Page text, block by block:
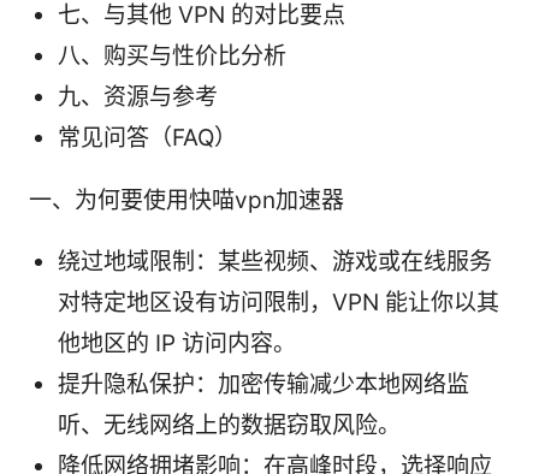
七、与其他 VPN 的对比要点
八、购买与性价比分析
九、资源与参考
常见问答（FAQ）
一、为何要使用快喵vpn加速器
绕过地域限制：某些视频、游戏或在线服务
对特定地区设有访问限制，VPN 能让你以其
他地区的 IP 访问内容。
提升隐私保护：加密传输减少本地网络监
听、无线网络上的数据窃取风险。
降低网络拥堵影响：在高峰时段，选择响应